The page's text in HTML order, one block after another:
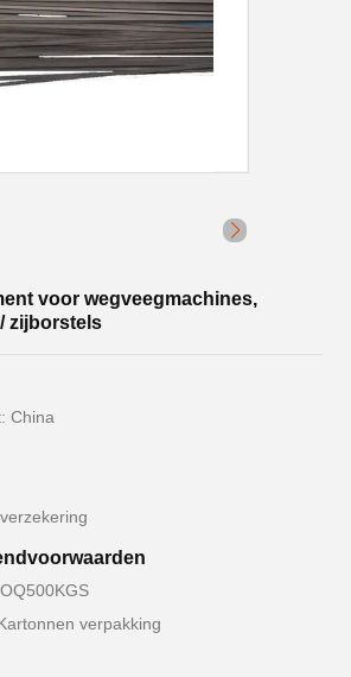
voor wegveegmachines,
zijborstels
China
verpakking